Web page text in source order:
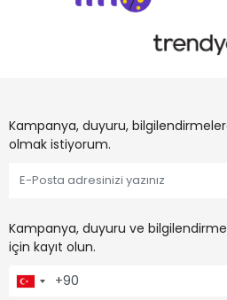
Kampanya, duyuru,
olmak istiyorum.
Kampanya, duyuru ve
için kayıt olun.